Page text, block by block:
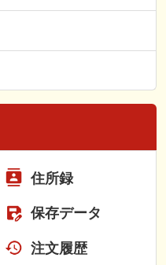
住所録
保存データ
注文履歴